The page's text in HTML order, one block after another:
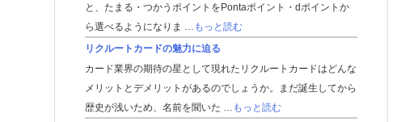
と、たまる・つかうポイントをPontaポイント・dポイントか
ら選べるようになりま …
もっと読む
リクルートカードの魅力に迫る
カード業界の期待の星として現れたリクルートカードはどんな
メリットとデメリットがあるのでしょうか。まだ誕生してから
歴史が浅いため、名前を聞いた …
もっと読む